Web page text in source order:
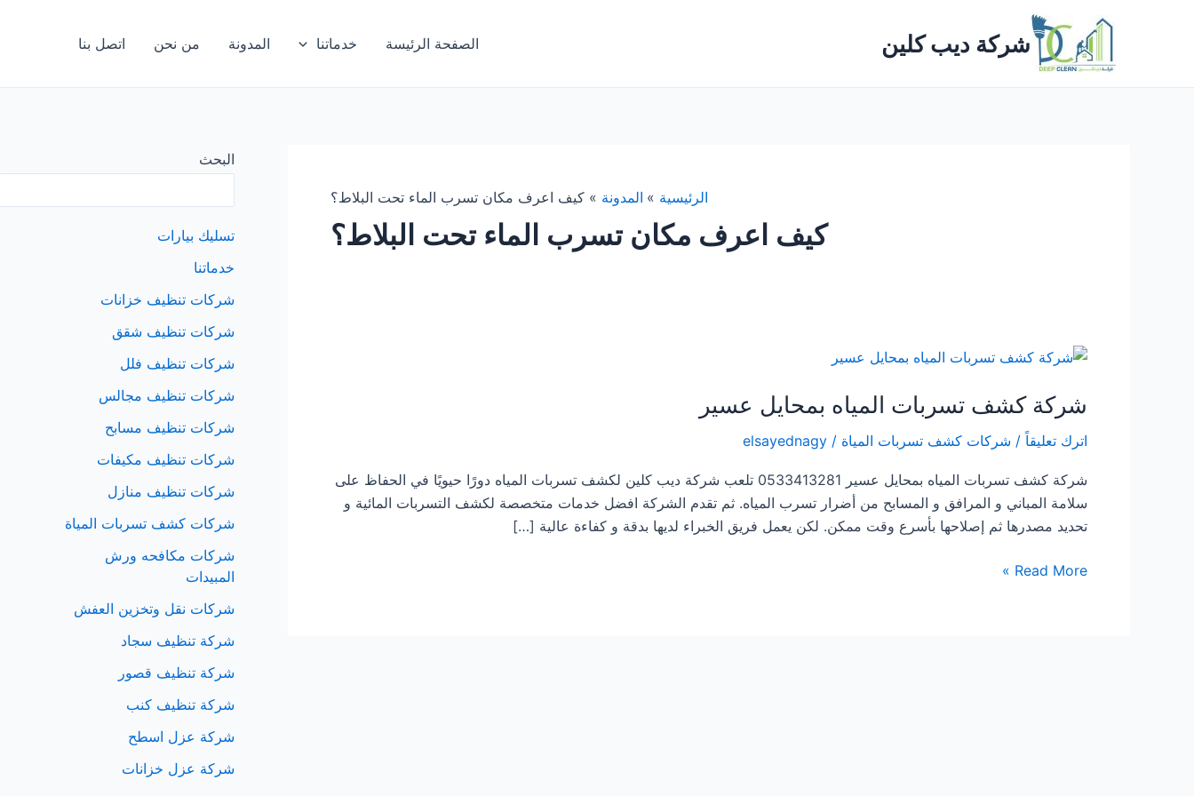
شركة ديب كلين الصفحة الرئيسة خدماتنا المدونة من نحن اتصل بنا
الرئيسية المدونة كيف اعرف مكان تسرب الماء تحت البلاط؟
كيف اعرف مكان تسرب الماء تحت البلاط؟
شركة كشف تسربات المياه بمحايل عسير
اترك تعليقاً / شركات كشف تسربات المياة /
elsayednagy
شركة كشف تسربات المياه بمحايل عسير 0533413281 تلعب شركة ديب كلين لكشف تسربات المياه دورًا حيويًا في الحفاظ على
سلامة المباني و المرافق و المسابح من أضرار تسرب المياه. ثم تقدم الشركة افضل خدمات متخصصة لكشف التسربات المائية و
تحديد مصدرها ثم إصلاحها بأسرع وقت ممكن. لكن يعمل فريق الخبراء لديها بدقة و كفاءة عالية […]
شركة
Read More »
البحث
تسليك بيارات
خدماتنا
شركات تنظيف خزانات
شركات تنظيف شقق
شركات تنظيف فلل
شركات تنظيف مجالس
شركات تنظيف مسابح
شركات تنظيف مكيفات
شركات تنظيف منازل
شركات كشف تسربات المياة
شركات مكافحه ورش
المبيدات
شركات نقل وتخزين العفش
شركة تنظيف سجاد
شركة تنظيف قصور
شركة تنظيف كنب
شركة عزل اسطح
شركة عزل خزانات